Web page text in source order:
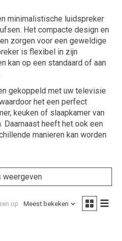
minimalistische luidspreker
Het compacte design en
zorgen voor een geweldige
is flexibel in zijn
kan op een standaard of aan
gekoppeld met uw televisie
het een perfect
keuken of slaapkamer van
Daarnaast heeft het ook een
manieren kan worden
weergeven
op Meest bekeken